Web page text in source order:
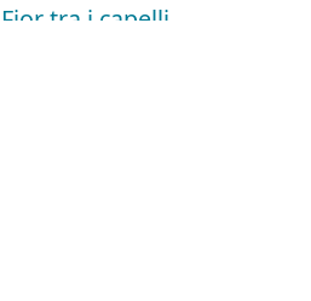
Fior tra i capelli